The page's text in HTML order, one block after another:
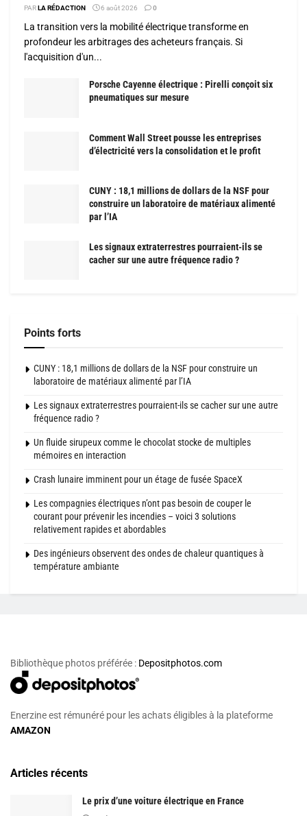
PARLA RÉDACTION 6 août 2026 0
La transition vers la mobilité électrique transforme en
profondeur les arbitrages des acheteurs français. Si
l'acquisition d'un...
Porsche Cayenne électrique : Pirelli conçoit six
pneumatiques sur mesure
Comment Wall Street pousse les entreprises
d’électricité vers la consolidation et le profit
CUNY : 18,1 millions de dollars de la NSF pour
construire un laboratoire de matériaux alimenté
par l’IA
Les signaux extraterrestres pourraient-ils se
cacher sur une autre fréquence radio ?
Points forts
CUNY : 18,1 millions de dollars de la NSF pour construire un
laboratoire de matériaux alimenté par l’IA
Les signaux extraterrestres pourraient-ils se cacher sur une autre
fréquence radio ?
Un fluide sirupeux comme le chocolat stocke de multiples
mémoires en interaction
Crash lunaire imminent pour un étage de fusée SpaceX
Les compagnies électriques n’ont pas besoin de couper le
courant pour prévenir les incendies – voici 3 solutions
relativement rapides et abordables
Des ingénieurs observent des ondes de chaleur quantiques à
température ambiante
Bibliothèque photos préférée : Depositphotos.com
Enerzine est rémunéré pour les achats éligibles à la plateforme
AMAZON
Articles récents
Le prix d’une voiture électrique en France